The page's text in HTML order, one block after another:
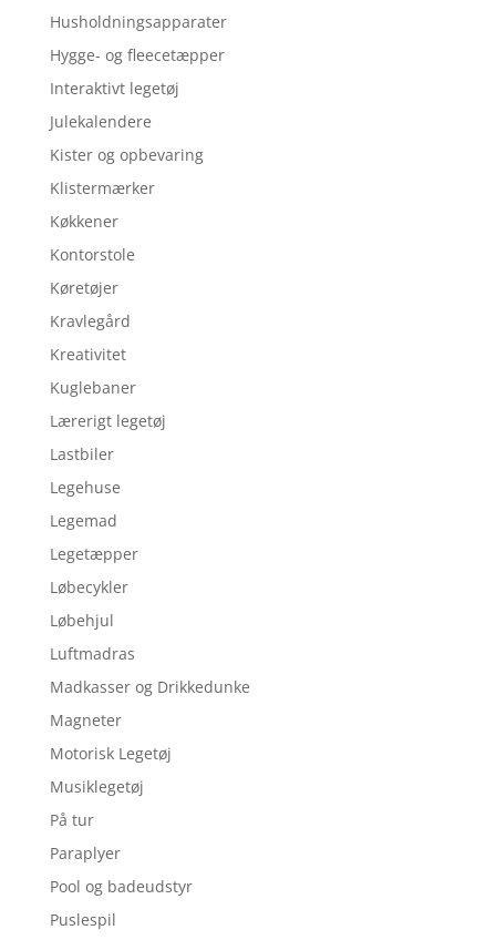
Husholdningsapparater
Hygge- og fleecetæpper
Interaktivt legetøj
Julekalendere
Kister og opbevaring
Klistermærker
Køkkener
Kontorstole
Køretøjer
Kravlegård
Kreativitet
Kuglebaner
Lærerigt legetøj
Lastbiler
Legehuse
Legemad
Legetæpper
Løbecykler
Løbehjul
Luftmadras
Madkasser og Drikkedunke
Magneter
Motorisk Legetøj
Musiklegetøj
På tur
Paraplyer
Pool og badeudstyr
Puslespil